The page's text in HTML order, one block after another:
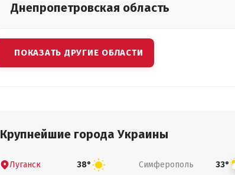
Днепропетровская область
ПОКАЗАТЬ ДРУГИЕ ОБЛАСТИ
Крупнейшие города Украины
Луганск 38° Симферополь 33°